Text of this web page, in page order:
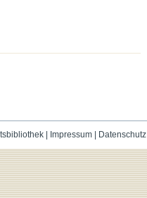
| Impressum| Datenschutz